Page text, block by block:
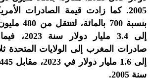
2005. كما زادت قيمة الصادرات
إلى 3.4
صادرات المغرب إلى الولايات المتحدة
سنة 2005.